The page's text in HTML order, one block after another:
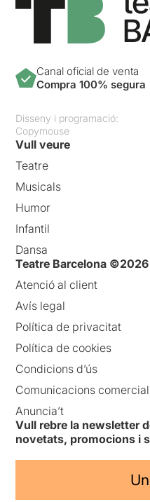
Canal oficial de venta
Compra 100% segura
Disseny i programació:
Copymouse
Vull veure
Teatre
Musicals
Humor
Infantil
Dansa
Teatre Barcelona ©2026
Atenció al client
Avís legal
Política de privacitat
Política de cookies
Condicions d’ús
Comunicacions
Anuncia’t
Vull rebre la newsletter
novetats, promocions i